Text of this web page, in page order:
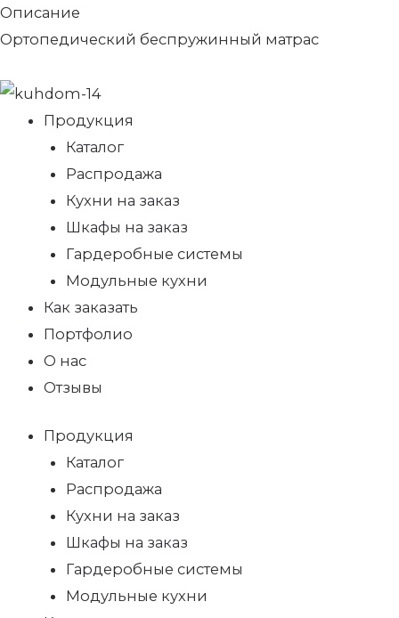
Описание
Ортопедический беспружинный матрас
Продукция
Каталог
Распродажа
Кухни на заказ
Шкафы на заказ
Гардеробные системы
Модульные кухни
Как заказать
Портфолио
О нас
Отзывы
Продукция
Каталог
Распродажа
Кухни на заказ
Шкафы на заказ
Гардеробные системы
Модульные кухни